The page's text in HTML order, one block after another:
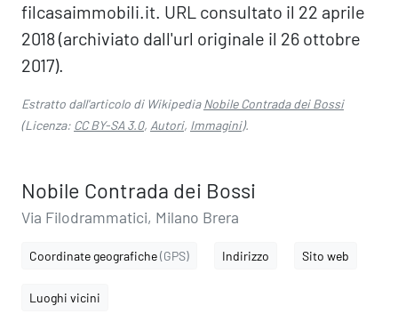
filcasaimmobili.it. URL consultato il 22 aprile
2018 (archiviato dall'url originale il 26 ottobre
2017).
Estratto dall'articolo di WikipediaNobile Contrada dei Bossi
(Licenza: CC BY-SA 3.0, Autori, Immagini).
Nobile Contrada dei Bossi
Via Filodrammatici, Milano Brera
Coordinate geografiche(GPS) Indirizzo Sito web
Luoghi vicini